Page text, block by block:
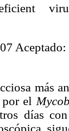
más
el
días